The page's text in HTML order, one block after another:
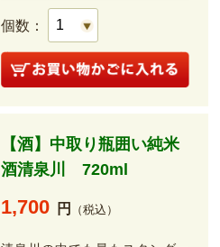
個数：
【酒】中取り瓶囲い純米
酒清泉川 720ml
1,700 円 （税込）